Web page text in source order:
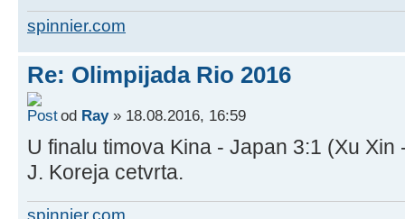
spinnier.com
Re: Olimpijada Rio 2016
od Ray» 18.08.2016, 16:59
U finalu timova Kina - Japan 3:1 (Xu
J. Koreja cetvrta.
spinnier.com